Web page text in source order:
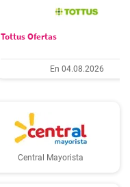
Tottus Ofertas
En 04.08.2026
Central Mayorista